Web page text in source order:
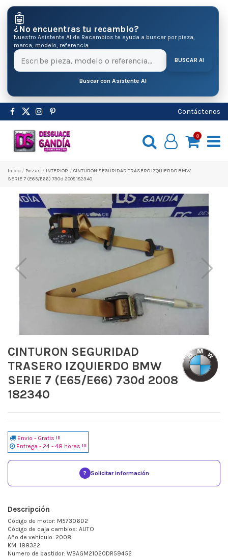
🤖
¿No encuentras tu recambio?
Nuestro Asistente AI de Recambios te ayuda a buscar por pieza,
marca, modelo, referencia.
BUSCAR AI
Buscar con Asistente AI
Contáctenos
0
Inicio Pіezas INTERIOR
CINTURON SEGURIDAD TRASERO IZQUIERDO BMW
SERIE 7 (E65/E66) 730d 2008 182340
CINTURON SEGURIDAD
TRASERO IZQUIERDO BMW
SERIE 7 (E65/E66) 730d 2008
182340
Envio - Gratis !!!
Entrega - 24 - 48 horas !!!
? Solicitar información
Descripción
Código de motor: M57306D2
Código de caja cambios: AUTO
Año de vehículo: 2008
KM: 188322
Numero de bastidor: WBAGM21020DR59452